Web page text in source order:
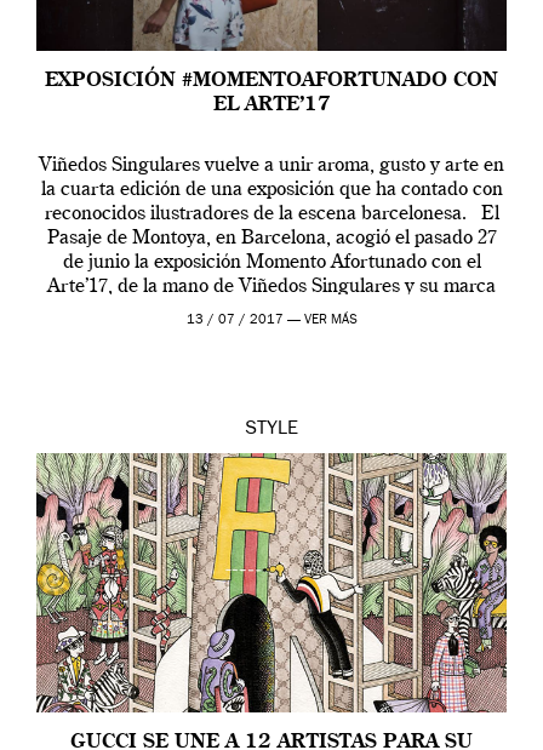
EXPOSICIÓN #MOMENTOAFORTUNADO CON
EL ARTE’17
Viñedos Singulares vuelve a unir aroma, gusto y arte en
la cuarta edición de una exposición que ha contado con
reconocidos ilustradores de la escena barcelonesa. El
Pasaje de Montoya, en Barcelona, acogió el pasado 27
de junio la exposición Momento Afortunado con el
Arte’17, de la mano de Viñedos Singulares y su marca
Vino Afortunado, […]
13 / 07 / 2017 — VER MÁS
STYLE
GUCCI SE UNE A 12 ARTISTAS PARA SU